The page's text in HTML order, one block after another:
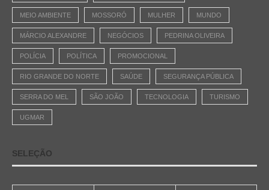
MEIO AMBIENTE MOSSORÓ MULHER MUNDO
MÁRCIO ALEXANDRE NEGÓCIOS PEDRINA OLIVEIRA
POLÍCIA POLÍTICA PROMOCIONAL
RIO GRANDE DO NORTE SAÚDE SEGURANÇA PÚBLICA
SERRA DO MEL SÃO JOÃO TECNOLOGIA TURISMO
UGMAR
SELEÇÃO